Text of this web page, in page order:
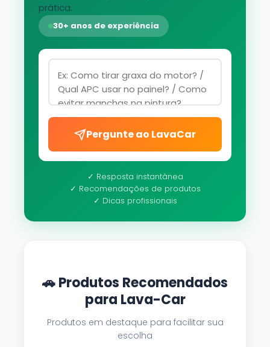
prática.
30+ anos de experiência
Pergunte ao LavaCar
✓ Resposta instantânea
✓ Recomendações de produtos
✓ Dicas profissionais
🚗 Produtos Recomendados
para Lava-Car
Produtos em destaque para facilitar sua
escolha